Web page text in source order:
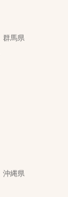
群馬県
沖縄県